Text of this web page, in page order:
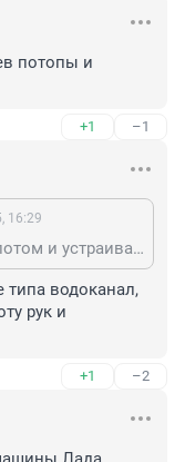
потопы и
+1 –1
16:29
Именно подобные "кулибины" потом и устраивают в многоквартирных домах потопы, пожары и "хлопки" газа. Зато сам! (с)
типа водоканал,
рук и
+1 –2